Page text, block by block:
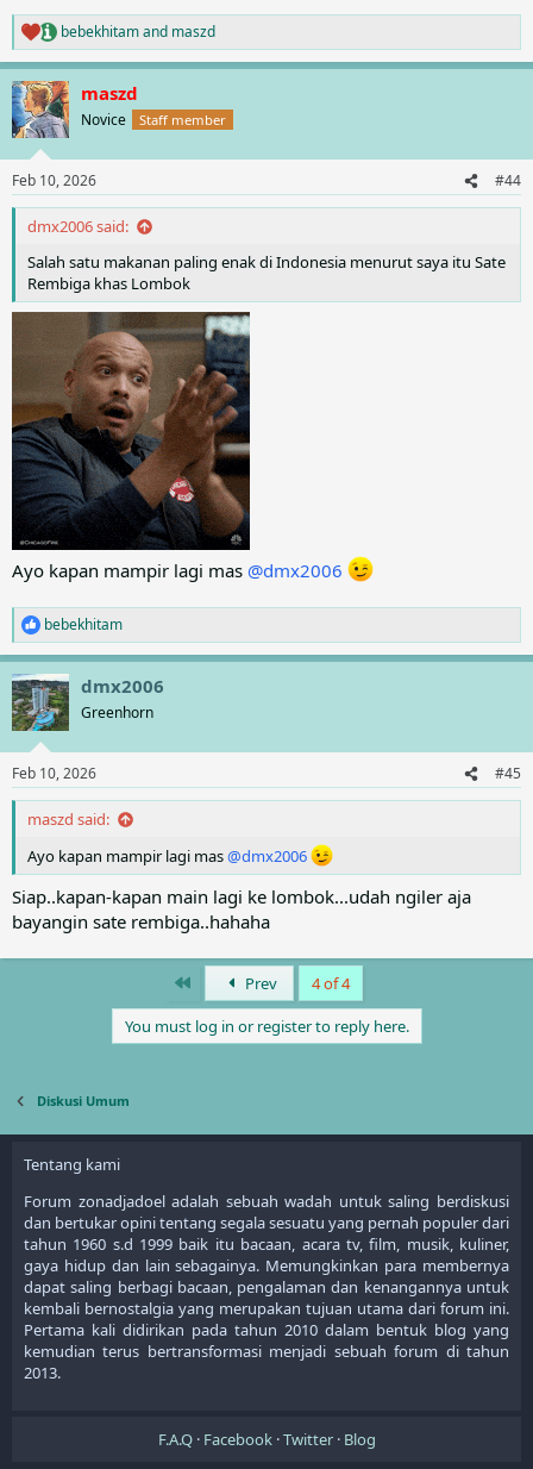
R
e
a
c
t
i
s
:
bebekhitamand maszd
maszd
Novice Staff member
Feb 10, 2026 #44
dmx2006 said:
Salah satu makanan paling enak di Indonesia menurut saya itu Sate
Rembiga khas Lombok
Ayo kapan mampir lagi mas @dmx2006
R
e
a
c
t
i
s
:
bebekhitam
dmx2006
Greenhorn
Feb 10, 2026 #45
maszd said:
Ayo kapan mampir lagi mas@dmx2006
Siap..kapan-kapan main lagi ke lombok...udah ngiler aja
bayangin sate rembiga..hahaha
Prev
4 of 4
You must log in or register to reply here.
Diskusi Umum
Tentang kami
Forum zonadjadoel adalah sebuah wadah untuk saling berdiskusi
dan bertukar opini tentang segala sesuatu yang pernah populer dari
tahun 1960 s.d 1999 baik itu bacaan, acara tv, film, musik, kuliner,
gaya hidup dan lain sebagainya. Memungkinkan para membernya
dapat saling berbagi bacaan, pengalaman dan kenangannya untuk
kembali bernostalgia yang merupakan tujuan utama dari forum ini.
Pertama kali didirikan pada tahun 2010 dalam bentuk blog yang
kemudian terus bertransformasi menjadi sebuah forum di tahun
2013.
F.A.Q Facebook Twitter Blog